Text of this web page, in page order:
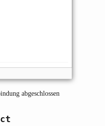
abgeschlossen